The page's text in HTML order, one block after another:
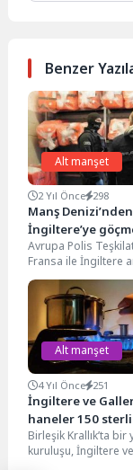
Benzer
Alt manşet
2 Yıl Önce 298
Manş Denizi’nden
İngiltere’ye
çete çökertildi
Avrupa Polis
Fransa ile İngiltere
Manş rotasında
gösteren
Denizi...
Alt manşet
4 Yıl Önce 251
İngiltere ve
haneler 150
indirimi almakta
Birleşik Krallık’ta bir
kuruluşu, İngiltere